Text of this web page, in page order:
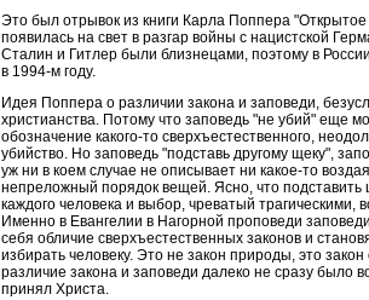
Это был отрывок из книги Карла Поппера "Открытое
появилась на свет в разгар войны с нацистской
Сталин и Гитлер были близнецами, поэтому в
в 1994-м году.
Идея Поппера о различии закона и заповеди,
христианства. Потому что заповедь "не убий" еще
обозначение какого-то сверхъестественного,
убийство. Но заповедь "подставь другому щеку",
уж ни в коем случае не описывает ни какое-то
непреложный порядок вещей. Ясно, что подставить
каждого человека и выбор, чреватый трагическими,
Именно в Евангелии в Нагорной проповеди
себя обличие сверхъестественных законов и
избирать человеку. Это не закон природы, это закон
различие закона и заповеди далеко не сразу было
принял Христа.